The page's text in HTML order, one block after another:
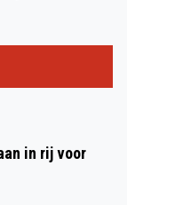
in rij voor